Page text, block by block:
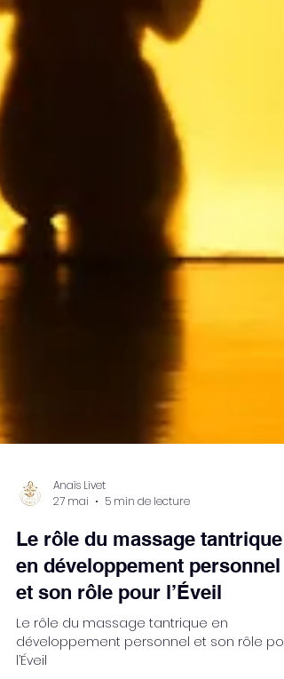
Anaïs Livet
27 mai
5 min de lecture
Le rôle du massage tantrique
en développement personnel
et son rôle pour l’Éveil